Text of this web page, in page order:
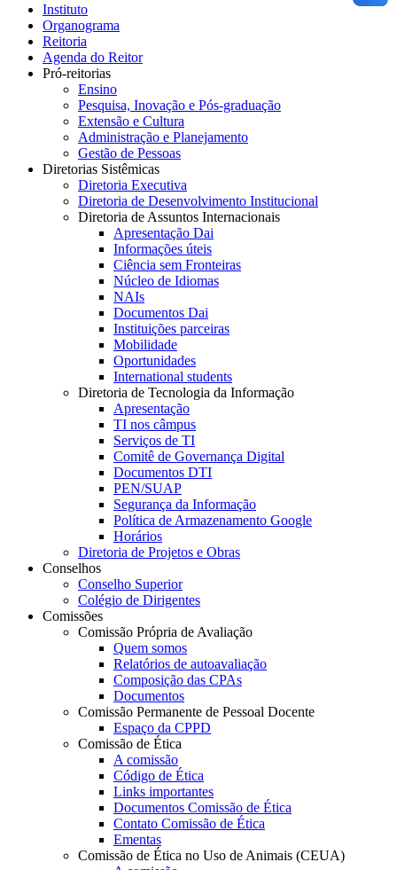
Instituto
Organograma
Reitoria
Agenda do Reitor
Pró-reitorias
Ensino
Pesquisa, Inovação e Pós-graduação
Extensão e Cultura
Administração e Planejamento
Gestão de Pessoas
Diretorias Sistêmicas
Diretoria Executiva
Diretoria de Desenvolvimento Institucional
Diretoria de Assuntos Internacionais
Apresentação Dai
Informações úteis
Ciência sem Fronteiras
Núcleo de Idiomas
NAIs
Documentos Dai
Instituições parceiras
Mobilidade
Oportunidades
International students
Diretoria de Tecnologia da Informação
Apresentação
TI nos câmpus
Serviços de TI
Comitê de Governança Digital
Documentos DTI
PEN/SUAP
Segurança da Informação
Política de Armazenamento Google
Horários
Diretoria de Projetos e Obras
Conselhos
Conselho Superior
Colégio de Dirigentes
Comissões
Comissão Própria de Avaliação
Quem somos
Relatórios de autoavaliação
Composição das CPAs
Documentos
Comissão Permanente de Pessoal Docente
Espaço da CPPD
Comissão de Ética
A comissão
Código de Ética
Links importantes
Documentos Comissão de Ética
Contato Comissão de Ética
Ementas
Comissão de Ética no Uso de Animais (CEUA)